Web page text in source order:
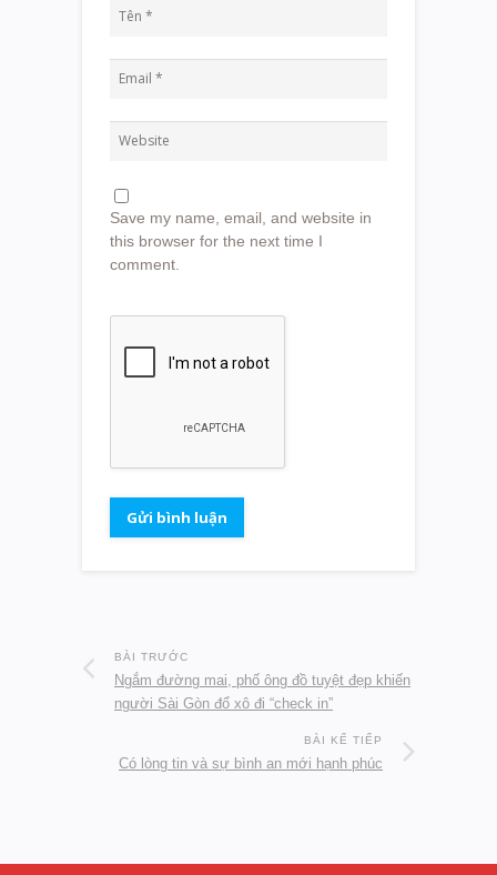
Save my name, email, and website in
this browser for the next time I
comment.
BÀI TRƯỚC
Ngắm đường mai, phố ông đồ tuyệt đẹp khiến
người Sài Gòn đổ xô đi “check in”
BÀI KẾ TIẾP
Có lòng tin và sự bình an mới hạnh phúc